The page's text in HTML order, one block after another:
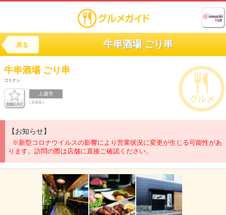
戻る 牛串酒場 ごり串
牛串酒場 ごり串
ゴリクシ
上越市
[ 居酒屋 ]
【お知らせ】
※新型コロナウイルスの影響により営業状況に変更が生じる可能性があ
ります。訪問の際は店舗に直接ご確認ください。